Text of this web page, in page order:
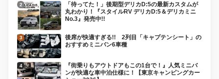
「待ってた！」後期型デリカD:5の最新カスタムが
丸わかり！『スタイルRV デリカD:5＆デリカミニ
No.3』発売中!!
後席が快適すぎる!! 2列目「キャプテンシート」の
おすすめミニバン6車種
『街乗りもアウトドアもこの1台で！』人気ミニバ
ンが快適な車中泊仕様に！【東京キャンピングカー